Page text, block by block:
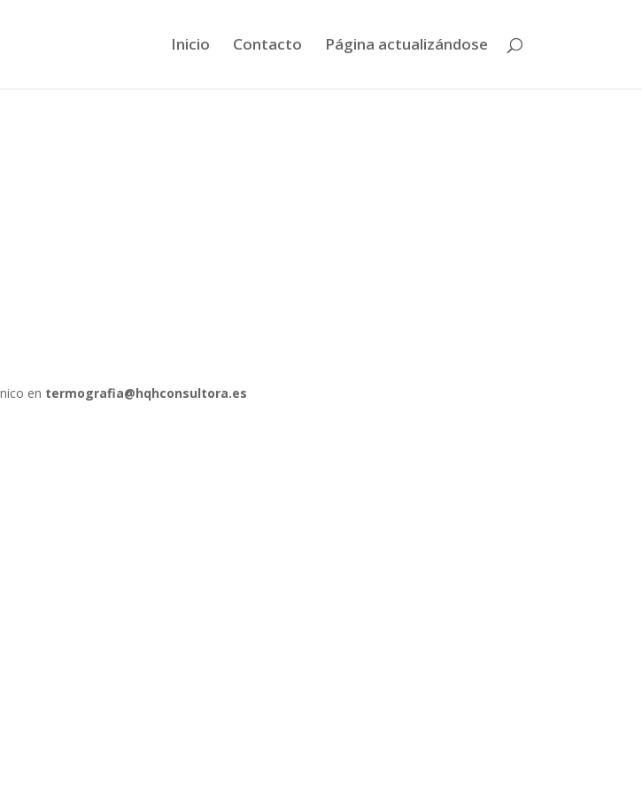
Inicio Contacto Página actualizándose
en termografia@hqhconsultora.es